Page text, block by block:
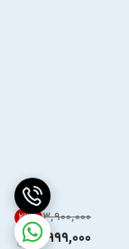
۳٬۹۰۰٬۰۰۰ 23%
2,999,000